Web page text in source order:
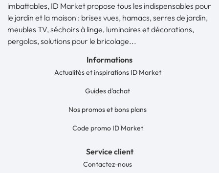
imbattables, ID Market propose tous les indispensables pour
le jardin et la maison : brises vues, hamacs, serres de jardin,
meubles TV, séchoirs à linge, luminaires et décorations,
pergolas, solutions pour le bricolage...
Informations
Actualités et inspirations ID Market
Guides d'achat
Nos promos et bons plans
Code promo ID Market
Service client
Contactez-nous